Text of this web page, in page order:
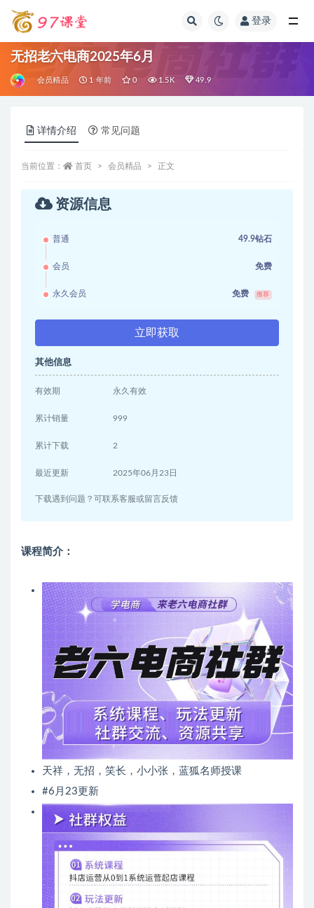
登录
无招老六电商2025年6月
会员精品 1 年前 0 1.5K 49.9
详情介绍 常见问题
当前位置： 首页 会员精品 正文
资源信息
普通 49.9钻石
会员 免费
永久会员 免费 推荐
立即获取
其他信息
有效期 永久有效
累计销量 999
累计下载 2
最近更新 2025年06月23日
下载遇到问题？可联系客服或留言反馈
课程简介：
天祥，无招，笑长，小小张，蓝狐名师授课
#6月23更新